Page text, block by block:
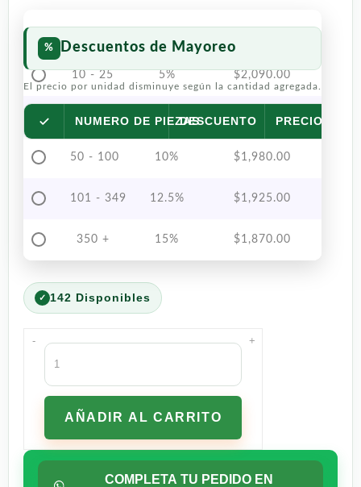
Descuentos de Mayoreo
El precio por unidad disminuye según la cantidad agregada.
NUMERO DE PIEZASDESCUENTO PRECIO POR
10 - 25 5% $2,090.00
26 - 49 7.5% $2,035.00
50 - 100 10% $1,980.00
101 - 349 12.5% $1,925.00
350 + 15% $1,870.00
142 Disponibles
-
Instinct
Raw
Boost
Receta
Salmón
8.6
kg
AÑADIR AL CARRITO
+
COMPLETA TU PEDIDO EN